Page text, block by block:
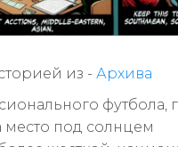
из - Архива
футбола,
место под солнцем